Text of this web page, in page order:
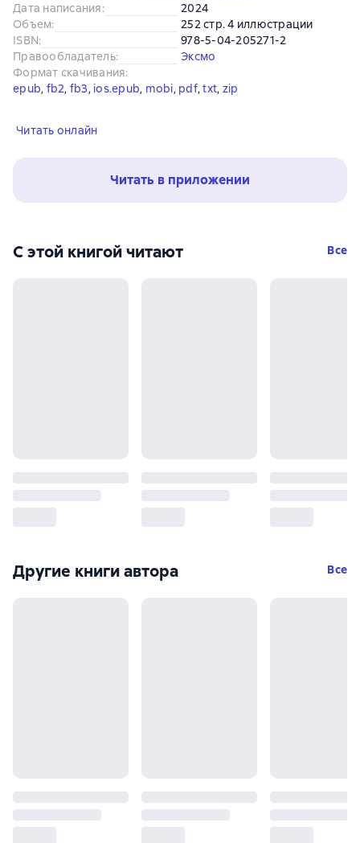
Дата написания:
2024
Объем:
252 стр. 4 иллюстрации
ISBN:
978-5-04-205271-2
Правообладатель:
Эксмо
Формат скачивания:
epub, fb2, fb3, ios.epub, mobi, pdf, txt, zip
Читать онлайн
Читать в приложении
С этой книгой читают Все
Другие книги автора Все